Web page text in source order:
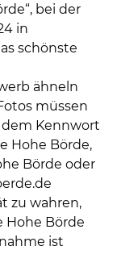
bei der
in
schönste
ähneln
müssen
dem Kennwort
Hohe Börde,
Börde oder
zu wahren,
Hohe Börde
ist